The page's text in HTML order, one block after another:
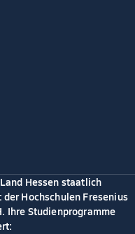
Hessen staatlich
Hochschulen Fresenius
Ihre Studienprogramme